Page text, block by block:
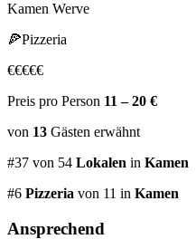
Kamen Werve
🍕Pizzeria
€€€€€
Preis pro Person 11 – 20 €
von 13 Gästen erwähnt
#37 von 54 Lokalen in Kamen
#6 Pizzeria von 11 in Kamen
Ansprechend